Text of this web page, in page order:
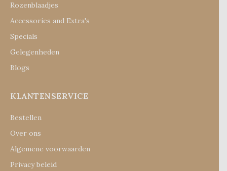
Rozenblaadjes
Accessories and Extra's
Specials
Gelegenheden
Blogs
KLANTENSERVICE
Bestellen
Over ons
Algemene voorwaarden
Privacy beleid